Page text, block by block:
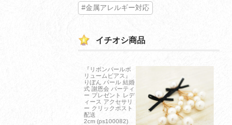
#金属アレルギー対応
イチオシ商品
『リボンパールボ
リュームピアス』
りぼん パール 結婚
式 謝恩会 パーティ
ー プレゼント レデ
ィース アクセサリ
ー クリックポスト
配送
2cm (ps100082)